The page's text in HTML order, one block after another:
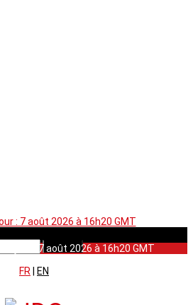
: 7 août 2026 à 16h20 GMT
à jour : 7 août 2026 à 16h20 GMT
FR
EN